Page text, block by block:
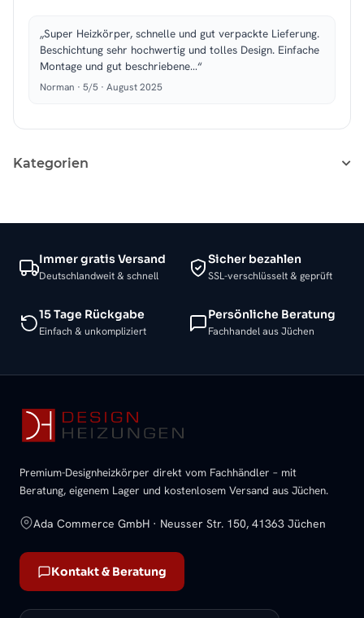
„Super Heizkörper, schnelle und gut verpackte Lieferung.
Beschichtung sehr hochwertig und tolles Design. Einfache
Montage und gut beschriebene…“
Norman · 5/5 · August 2025
Kategorien
Immer gratis Versand
Deutschlandweit & schnell
Sicher bezahlen
SSL-verschlüsselt & geprüft
15 Tage Rückgabe
Einfach & unkompliziert
Persönliche Beratung
Fachhandel aus Jüchen
Premium-Designheizkörper direkt vom Fachhändler – mit
Beratung, eigenem Lager und kostenlosem Versand aus Jüchen.
Ada Commerce GmbH · Neusser Str. 150, 41363 Jüchen
Kontakt & Beratung